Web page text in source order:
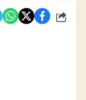
شارك